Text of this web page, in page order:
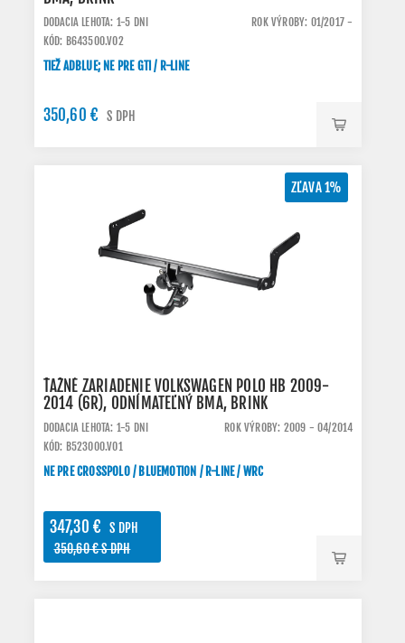
DODACIA LEHOTA: 1-5 DNI
ROK VÝROBY: 01/2017 -
KÓD: B643500.VO2
TIEŽ ADBLUE; NE PRE GTI / R-LINE
350,60 € S DPH
ZĽAVA 1%
ŤAŽNÉ ZARIADENIE VOLKSWAGEN POLO HB 2009-
2014 (6R), ODNÍMATEĽNÝ BMA, BRINK
DODACIA LEHOTA: 1-5 DNI
ROK VÝROBY: 2009 - 04/2014
KÓD: B523000.VO1
NE PRE CROSSPOLO / BLUEMOTION / R-LINE / WRC
347,30 €
S DPH
350,60 € S DPH